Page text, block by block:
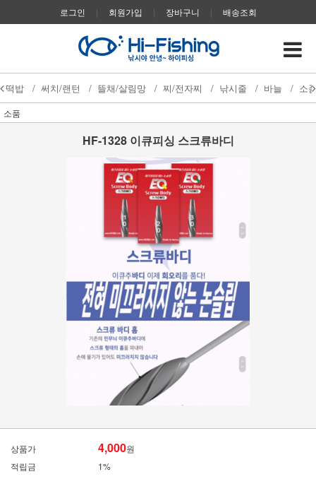
로그인 | 회원가입 | 장바구니 | 배송조회
떡밥 / 써치/랜턴 / 뜰채/살림망 / 찌/전자찌 / 낚시줄 / 바늘 / 소
소품
HF-1328 이큐피싱 스크류바디
상품가 4,000원
적립금
1%